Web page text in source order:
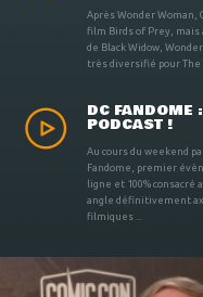
Après Wonder
film Birds of Prey, mais
de Black Widow,
très diversifié pour The
DC FANDOME
PODCAST !
Au cours du weekend
Fandome, premier
ligne et 100% consacré
angle définitivement
filmiques ...